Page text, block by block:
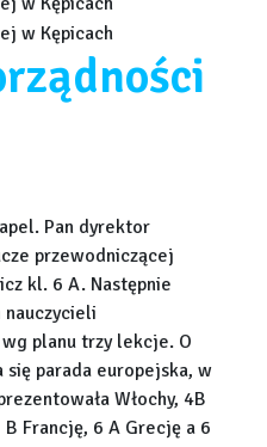
Pan dyrektor
przewodniczącej
kl. 6 A. Następnie
planu trzy lekcje. O
się parada europejska, w
Włochy, 4B
B Francję, 6 A Grecję a 6